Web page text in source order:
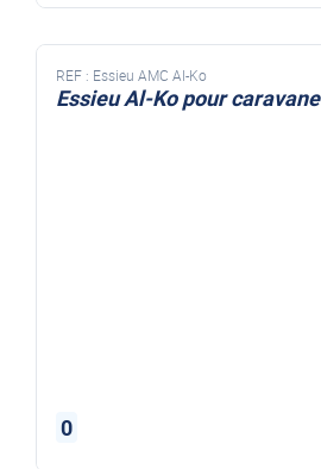
REF : Essieu AMC Al-Ko
Essieu Al-Ko pour caravane
0